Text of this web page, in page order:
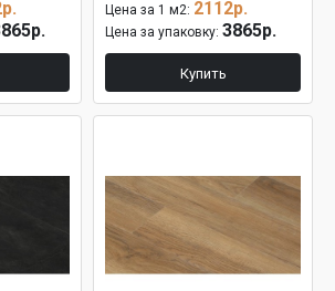
Цена за 1 м2: 2112р.
Цена за упаковку: 3865р.
Купить